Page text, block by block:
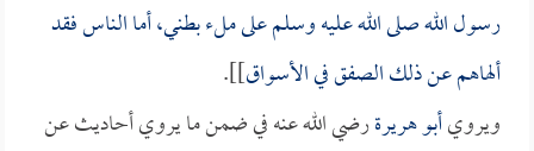
رسول الله صلى الله عليه وسلم على ملء بطني، أما الناس فقد
ألهاهم عن ذلك الصفق في الأسواق]].
ويرويأبو هريرةرضي الله عنه في ضمن ما يروي أحاديث عن